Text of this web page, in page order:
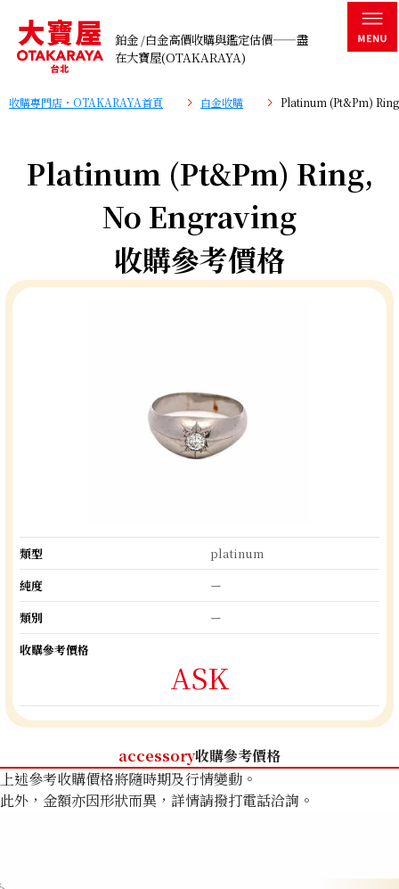
鉑金 /白金高價收購與鑑定估價——盡
在大寶屋(OTAKARAYA)
收購專門店・OTAKARAYA首頁 白金收購 Platinum (Pt&Pm)
Platinum (Pt&Pm) Ring,
No Engraving
收購參考價格
類型
platinum
純度
ー
類別
ー
收購參考價格
ASK
accessory收購參考價格
上述參考收購價格將隨時期及行情變動。
此外，金額亦因形狀而異，詳情請撥打電話洽詢。